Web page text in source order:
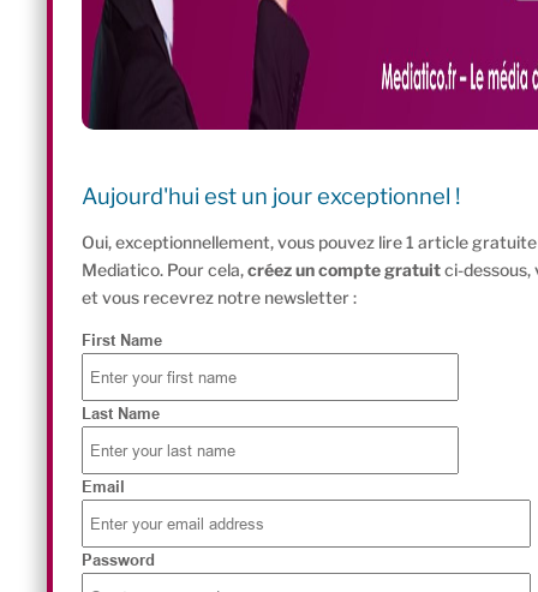
Aujourd'hui est un jour exceptionnel !
Oui, exceptionnellement, vous pouvez lire 1 article
Mediatico. Pour cela,créez un compte gratuitci-dessous,
et vous recevrez notre newsletter :
First Name
Last Name
Email
Password